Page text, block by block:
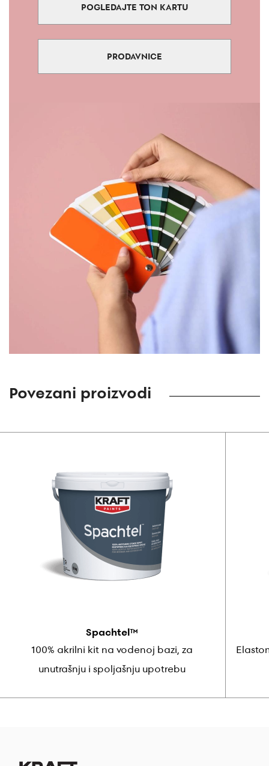
POGLEDAJTE TON KARTU
PRODAVNICE
Povezani proizvodi
Spachtel™
100% akrilni kit na vodenoj bazi, za
unutrašnju i spoljašnju upotrebu